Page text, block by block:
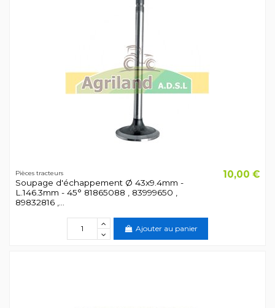
Pièces tracteurs
Soupage d'échappement Ø 43x9.4mm -
L.146.3mm - 45° 81865088 , 83999650 ,
89832816 ,...
10,00 €
Ajouter au panier